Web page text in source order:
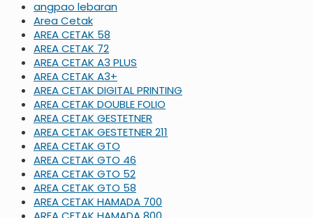
angpao lebaran
Area Cetak
AREA CETAK 58
AREA CETAK 72
AREA CETAK A3 PLUS
AREA CETAK A3+
AREA CETAK DIGITAL PRINTING
AREA CETAK DOUBLE FOLIO
AREA CETAK GESTETNER
AREA CETAK GESTETNER 211
AREA CETAK GTO
AREA CETAK GTO 46
AREA CETAK GTO 52
AREA CETAK GTO 58
AREA CETAK HAMADA 700